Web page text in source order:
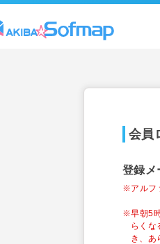
会員
登録メ
※アルフ
※早朝5
らくな
き、あ